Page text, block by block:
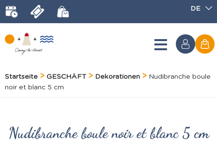
DE
Startseite GESCHÄFT Dekorationen
Nudibranche boule
noir et blanc 5 cm
Nudibranche boule noir et blanc 5 cm